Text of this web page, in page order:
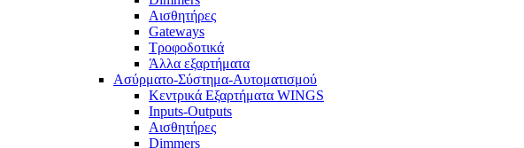
Αισθητήρες
Gateways
Τροφοδοτικά
Άλλα εξαρτήματα
Ασύρματο-Σύστημα-Αυτοματισμού
Κεντρικά Εξαρτήματα WINGS
Inputs-Outputs
Αισθητήρες
Dimmers